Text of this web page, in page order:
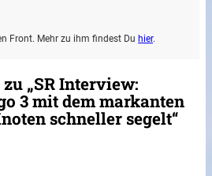
Front. Mehr zu ihm findest Du hier.
„SR Interview:
3 mit dem markanten
schneller segelt“